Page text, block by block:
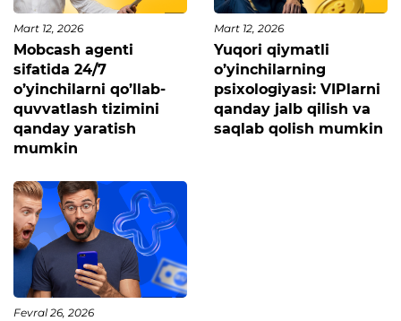
Mart 12, 2026
Mobcash agenti
sifatida 24/7
o’yinchilarni qo’llab-
quvvatlash tizimini
qanday yaratish
mumkin
Mart 12, 2026
Yuqori qiymatli
o’yinchilarning
psixologiyasi: VIPlarni
qanday jalb qilish va
saqlab qolish mumkin
Fevral 26, 2026